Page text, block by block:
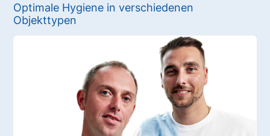
Optimale Hygiene in verschiedenen
Objekttypen